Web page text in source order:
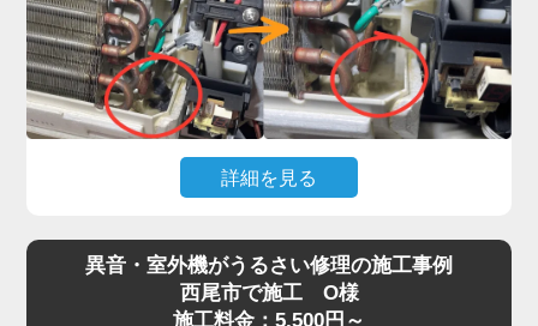
機種で、フィン目詰まりや冷媒回路の不調、ファン
モーター・基板の劣化が重なり、本来の冷却性能の
半分以下しか発揮できていない状態も珍しくありま
せん。
「冷えが弱い」程度の軽微な症状を放置すると、コ
ンプレッサーが過負荷で焼き付くなど高額修理に発
ないトラブルに対して原因を切り分けながら点検
し、フィルター・冷媒・電気系統まで一貫して対
詳細を見る
いるといった「水漏れ」トラブルは、当店でも夏場
に集中するご相談です。
異音・室外機がうるさい修理の施工事例
西尾市で施工 O様
施工料金：5,500円～